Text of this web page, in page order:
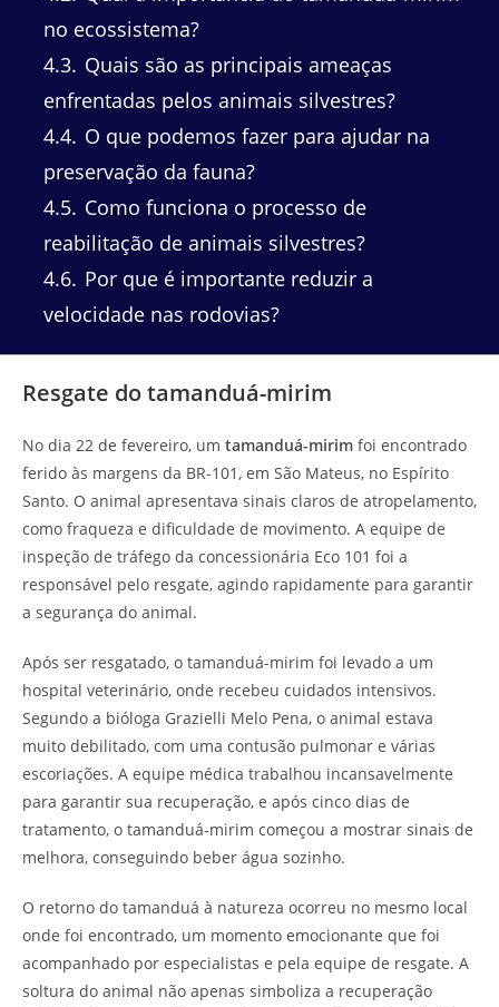
no ecossistema?
4.3 Quais são as principais ameaças
enfrentadas pelos animais silvestres?
4.4 O que podemos fazer para ajudar na
preservação da fauna?
4.5 Como funciona o processo de
reabilitação de animais silvestres?
4.6 Por que é importante reduzir a
velocidade nas rodovias?
Resgate do tamanduá-mirim
No dia 22 de fevereiro, um tamanduá-mirim foi encontrado
ferido às margens da BR-101, em São Mateus, no Espírito
Santo. O animal apresentava sinais claros de atropelamento,
como fraqueza e dificuldade de movimento. A equipe de
inspeção de tráfego da concessionária Eco 101 foi a
responsável pelo resgate, agindo rapidamente para garantir
a segurança do animal.
Após ser resgatado, o tamanduá-mirim foi levado a um
hospital veterinário, onde recebeu cuidados intensivos.
Segundo a bióloga Grazielli Melo Pena, o animal estava
muito debilitado, com uma contusão pulmonar e várias
escoriações. A equipe médica trabalhou incansavelmente
para garantir sua recuperação, e após cinco dias de
tratamento, o tamanduá-mirim começou a mostrar sinais de
melhora, conseguindo beber água sozinho.
O retorno do tamanduá à natureza ocorreu no mesmo local
onde foi encontrado, um momento emocionante que foi
acompanhado por especialistas e pela equipe de resgate. A
soltura do animal não apenas simboliza a recuperação